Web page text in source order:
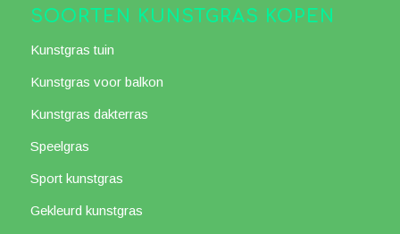
SOORTEN KUNSTGRAS KOPEN
Kunstgras tuin
Kunstgras voor balkon
Kunstgras dakterras
Speelgras
Sport kunstgras
Gekleurd kunstgras